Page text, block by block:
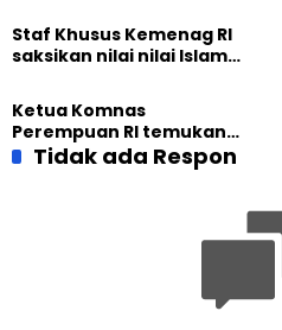
Kemanusiaan Global
Staf Khusus Kemenag RI
saksikan nilai nilai Islam
Internasional Muslim
Ahmadiyah UK 2026
Ketua Komnas
Perempuan RI temukan
optimisme
Tidak ada Respon